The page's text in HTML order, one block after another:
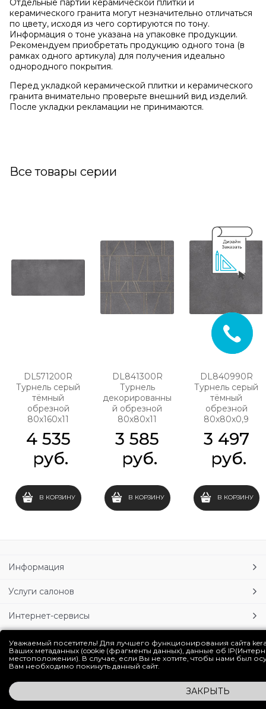
Отдельные партии керамической плитки и
керамического гранита могут незначительно отличаться
по цвету, исходя из чего сортируются по тону.
Информация о тоне указана на упаковке продукции.
Рекомендуем приобретать продукцию одного тона (в
рамках одного артикула) для получения идеально
однородного покрытия.
Перед укладкой керамической плитки и керамического
гранита внимательно проверьте внешний вид изделий.
После укладки рекламации не принимаются.
Все товары серии
DL571200R
Турнель серый
тёмный
обрезной
80х160х11
4 535
руб.
В КОРЗИНУ
DL841300R
Турнель
декорированны
й обрезной
80х80х11
3 585
руб.
В КОРЗИНУ
DL840990R
Турнель серый
тёмный
обрезной
80x80x0,9
3 497
руб.
В КОРЗИНУ
Информация
Услуги салонов
Интернет-сервисы
Личный кабинет
Блог
Полная версия сайта
Уважаемый посетитель! Для лучшего функционирования сайта
Ваших метаданных (cookie (фрагменты данных), данные об
местоположении). В случае, если Вы не хотите, чтобы нами был
Вам необходимо покинуть данный сайт.
ЗАКРЫТЬ